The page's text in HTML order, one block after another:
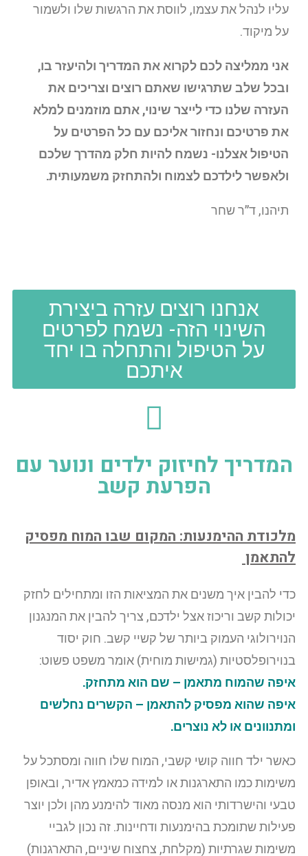
עליו לנהל את עצמו, לווסת את הרגשות שלו ולשמור
על מיקוד.
אני ממליצה לכם לקרוא את המדריך ולהיעזר בו,
ובכל שלב שתרגישו שאתם רוצים וצריכים את
העזרה שלנו כדי לייצר שינוי, אתם מוזמנים למלא
את פרטיכם ונחזור אליכם עם כל הפרטים על
הטיפול אצלנו- נשמח להיות חלק מהדרך שלכם
ולאפשר לילדכם לצמוח ולהתחזק משמעותית.
תיהנו, ד”ר שחר
אנחנו רוצים עזרה ביצירת
השינוי הזה- נשמח לפרטים
על הטיפול והתחלה בו יחד
איתכם
המדריך לחיזוק ילדים ונוער עם
הפרעת קשב
מלכודת ההימנעות: המקום שבו המוח מפסיק
להתאמן
כדי להבין איך משנים את המציאות הזו ומתחילים לחזק
יכולות קשב וריכוז אצל ילדכם, צריך להבין את המנגנון
הנוירולוגי העמוק ביותר של קשיי קשב. חוק יסוד
בנוירופלסטיות (גמישות מוחית) אומר משפט פשוט:
איפה שהמוח מתאמן – שם הוא מתחזק.
איפה שהוא מפסיק להתאמן – הקשרים נחלשים
ומתנוונים או לא נוצרים.
כאשר ילד חווה קושי קשבי, המוח שלו חווה ומסתכל על
משימות כמו התארגנות או למידה כמאמץ אדיר, ובאופן
טבעי והישרדותי הוא מנסה מאוד להימנע מהן ולכן יוצר
פעילות שתומכת בהימנעות ודחיינות. זה נכון לגביי
משימות שגרתיות (מקלחת, צחצוח שיניים, התארגנות)